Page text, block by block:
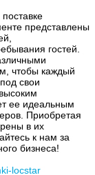
представлены
гостей.
чтобы каждый
свои
ее идеальным
Приобретая
в их
к нам за
бизнеса!
locstar